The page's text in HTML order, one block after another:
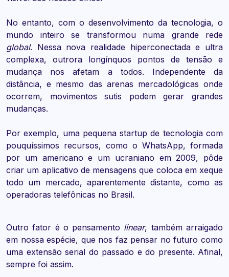
No entanto, com o desenvolvimento da tecnologia, o
mundo inteiro se transformou numa grande rede
global. Nessa nova realidade hiperconectada e ultra
complexa, outrora longínquos pontos de tensão e
mudança nos afetam a todos. Independente da
distância, e mesmo das arenas mercadológicas onde
ocorrem, movimentos sutis podem gerar grandes
mudanças.
Por exemplo, uma pequena startup de tecnologia com
pouquíssimos recursos, como o WhatsApp, formada
por um americano e um ucraniano em 2009, pôde
criar um aplicativo de mensagens que coloca em xeque
todo um mercado, aparentemente distante, como as
operadoras telefônicas no Brasil.
Outro fator é o pensamento linear, também arraigado
em nossa espécie, que nos faz pensar no futuro como
uma extensão serial do passado e do presente. Afinal,
sempre foi assim.